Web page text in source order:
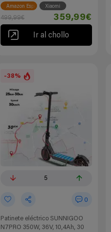
Amazon España Xiaomi
499,99€ 359,99€
Ir al chollo
-38%
5
0
Patinete eléctrico SUNNIGOO
N7PRO 350W, 36V, 10,4Ah, 30